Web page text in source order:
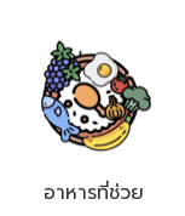
อาหารที่ช่วย